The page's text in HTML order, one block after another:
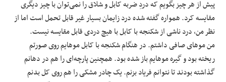
پیش از هر چیز بگویم که دردِ ضربه کابل و شلاق را نمی‌توان با چیز دیگری
مقایسه کرد. همواره گفته شده درد زایمان بسیار غیر قابل تحمل است اما از
نظر من، درد ناشی از شکنجه با کابل با هیچ دردی قابل مقایسه نیست.
من موهای صافی داشتم. در هنگام شکنجه با کابل موهایم روی صورتم
ریخته بود و گیره موهایم باز شده بود. همچنین پارچه‌ای را هم در دهانم
گذاشته بودند تا نتوانم فریاد بزنم. یک چادر مشکی را هم روی کل بدنم